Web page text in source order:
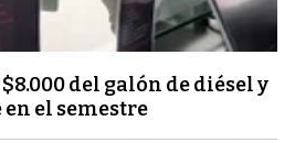
del galón de diésel y
en el semestre